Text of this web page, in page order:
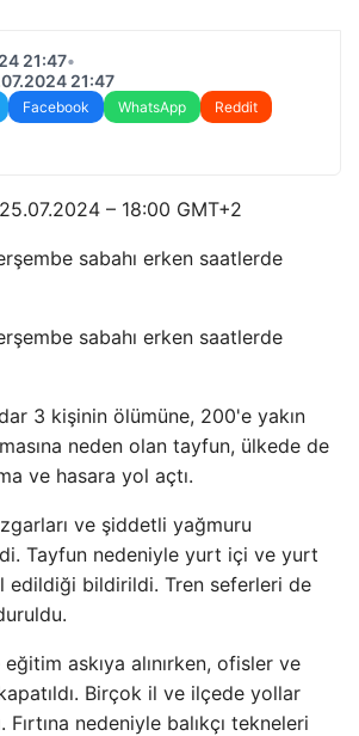
21:47•
21:47
Facebook WhatsApp
Reddit
25.07.2024 – 18:00 GMT+2
sabahı erken saatlerde
sabahı erken saatlerde
3 kişinin ölümüne, 200'e yakın
neden olan tayfun, ülkede de
ve hasara yol açtı.
ve şiddetli yağmuru
Tayfun nedeniyle yurt içi ve yurt
edildiği bildirildi. Tren seferleri de
askıya alınırken, ofisler ve
Birçok il ve ilçede yollar
Fırtına nedeniyle balıkçı tekneleri